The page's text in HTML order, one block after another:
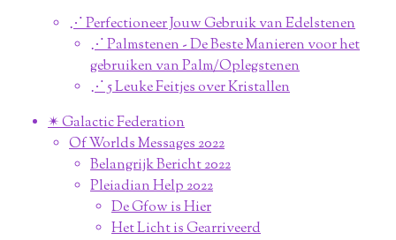
⋰ Perfectioneer Jouw Gebruik van Edelstenen
⋰ Palmstenen - De Beste Manieren voor het
gebruiken van Palm/Oplegstenen
⋰ 5 Leuke Feitjes over Kristallen
✴︎ Galactic Federation
Of Worlds Messages 2022
Belangrijk Bericht 2022
Pleiadian Help 2022
De Gfow is Hier
Het Licht is Gearriveerd